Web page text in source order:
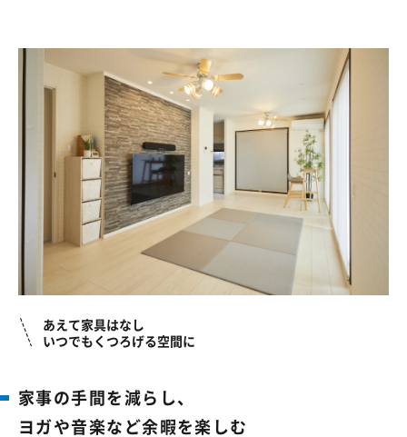
あえて家具はなし
いつでもくつろげる空間に
家事の手間を減らし、
ヨガや音楽など余暇を楽しむ